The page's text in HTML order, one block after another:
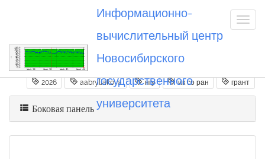
Информационно-
вычислительный центр
Новосибирского
государственного
университета
Вы посетили 20260620_aabryliakova
2026 aabryliakova нгу ик со ран грант
Боковая панель